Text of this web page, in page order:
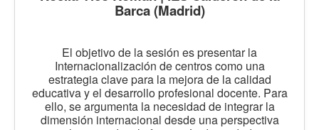
Barca (Madrid)
El objetivo de la sesión es presentar la
Internacionalización de centros como una
estrategia clave para la mejora de la calidad
educativa y el desarrollo profesional docente. Para
ello, se argumenta la necesidad de integrar la
dimensión internacional desde una perspectiva